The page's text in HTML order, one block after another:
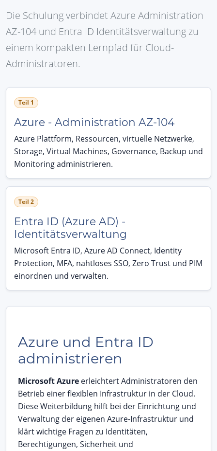
Die Schulung verbindet Azure Administration
AZ-104 und Entra ID Identitätsverwaltung zu
einem kompakten Lernpfad für Cloud-
Administratoren.
Teil 1
Azure - Administration AZ-104
Azure Plattform, Ressourcen, virtuelle Netzwerke,
Storage, Virtual Machines, Governance, Backup und
Monitoring administrieren.
Teil 2
Entra ID (Azure AD) -
Identitätsverwaltung
Microsoft Entra ID, Azure AD Connect, Identity
Protection, MFA, nahtloses SSO, Zero Trust und PIM
einordnen und verwalten.
Azure und Entra ID
administrieren
Microsoft Azure erleichtert Administratoren den
Betrieb einer flexiblen Infrastruktur in der Cloud.
Diese Weiterbildung hilft bei der Einrichtung und
Verwaltung der eigenen Azure-Infrastruktur und
klärt wichtige Fragen zu Identitäten,
Berechtigungen, Sicherheit und